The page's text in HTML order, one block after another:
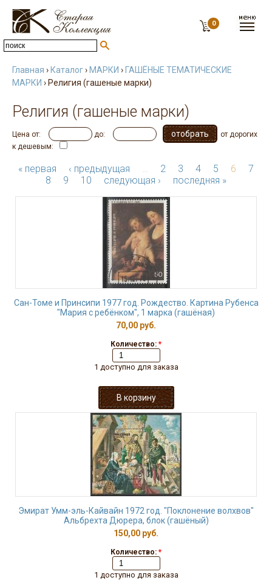
0
Главная › Каталог› МАРКИ › ГАШЁНЫЕ ТЕМАТИЧЕСКИЕ
МАРКИ › Религия (гашеные марки)
Религия (гашеные марки)
Цена от: до:
от дорогих
к дешевым:
« первая ‹ предыдущая … 2 3 4 5 6
7
8
9 10 следующая › последняя »
Сан-Томе и Принсипи 1977 год. Рождество. Картина Рубенса
"Мария с ребёнком", 1 марка (гашёная)
70,00 руб.
Количество: *
1 доступно для заказа
Эмират Умм-эль-Кайвайн 1972 год. "Поклонение волхвов"
Альбрехта Дюрера, блок (гашёный)
150,00 руб.
Количество: *
1 доступно для заказа